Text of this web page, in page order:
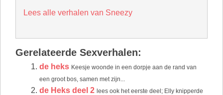
Lees alle verhalen van Sneezy
Gerelateerde Sexverhalen:
de heks Keesje woonde in een dorpje aan de rand van
een groot bos, samen met zijn...
de Heks deel 2 lees ook het eerste deel; Elly knipperde